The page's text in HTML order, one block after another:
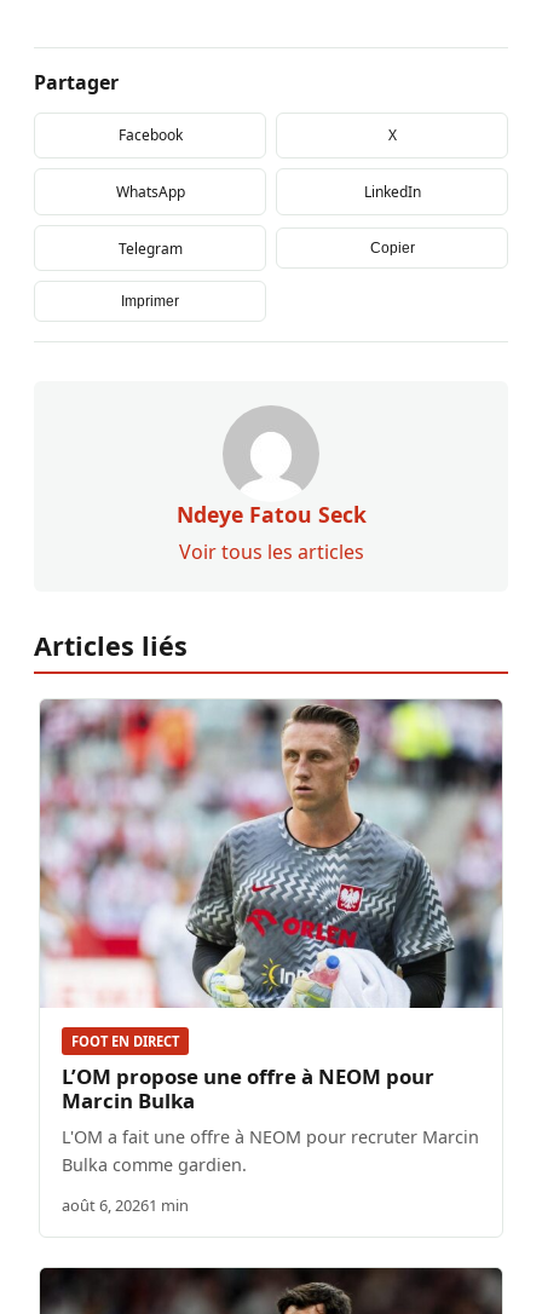
Partager
Facebook X
WhatsApp LinkedIn
Telegram Copier
Imprimer
Ndeye Fatou Seck
Voir tous les articles
Articles liés
FOOT EN DIRECT
L’OM propose une offre à NEOM pour
Marcin Bulka
L'OM a fait une offre à NEOM pour recruter Marcin
Bulka comme gardien.
août 6, 20261 min